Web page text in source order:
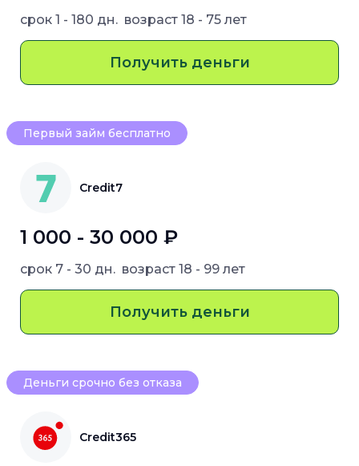
срок 1 - 180 дн. возраст 18 - 75 лет
Получить деньги
Первый займ бесплатно
Credit7
1 000 - 30 000 ₽
срок 7 - 30 дн. возраст 18 - 99 лет
Получить деньги
Деньги срочно без отказа
Credit365